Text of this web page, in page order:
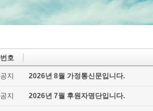
번호
공지 2026년 8월 가정통신문입니다.
공지 2026년 7월 후원자명단입니다.